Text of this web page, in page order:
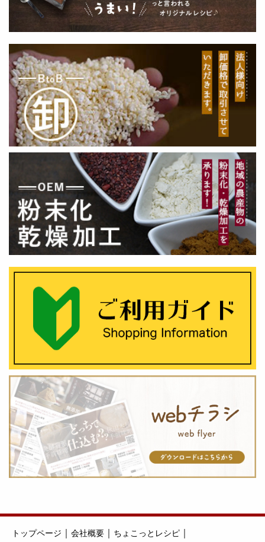
トップページ ｜ 会社概要 ｜ ちょこっとレシピ ｜